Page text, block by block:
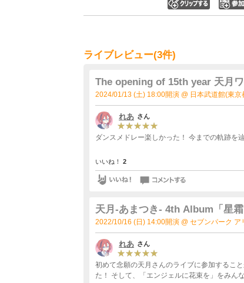
ライブレビュー(3件)
The opening of 15th year 天月
2024/01/13 (土) 18:00開演 @ 日本武道館(東京
れあ さん
ダンスメドレー楽しかった！ 今までの軌跡を
いいね！ 2
天月-あまつき- 4th Album「星
2022/10/16 (日) 14:00開演 @ セブンパーク
れあ さん
初めて念願の天月さんのライブに参加するこ
た！ そして、「エンジェルに花束を」をみん